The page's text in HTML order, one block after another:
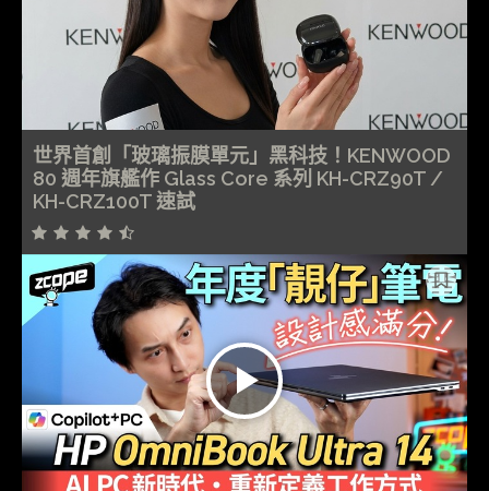
世界首創「玻璃振膜單元」黑科技！KENWOOD
80 週年旗艦作 Glass Core 系列 KH-CRZ90T /
KH-CRZ100T 速試